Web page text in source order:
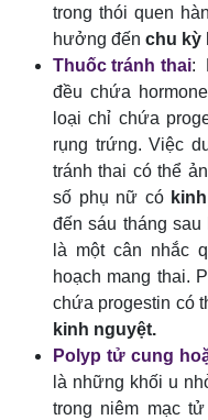
trong thói quen
hưởng đến chu kỳ
Thuốc tránh thai:
đều chứa
loại chỉ chứa
rụng trứng. Việc
tránh thai có thể
số phụ nữ có
đến sáu tháng
là một cân nhắc
hoạch mang thai.
chứa progestin có
kinh nguyệt.
Polyp tử cung
là những khối u
trong niêm mạc